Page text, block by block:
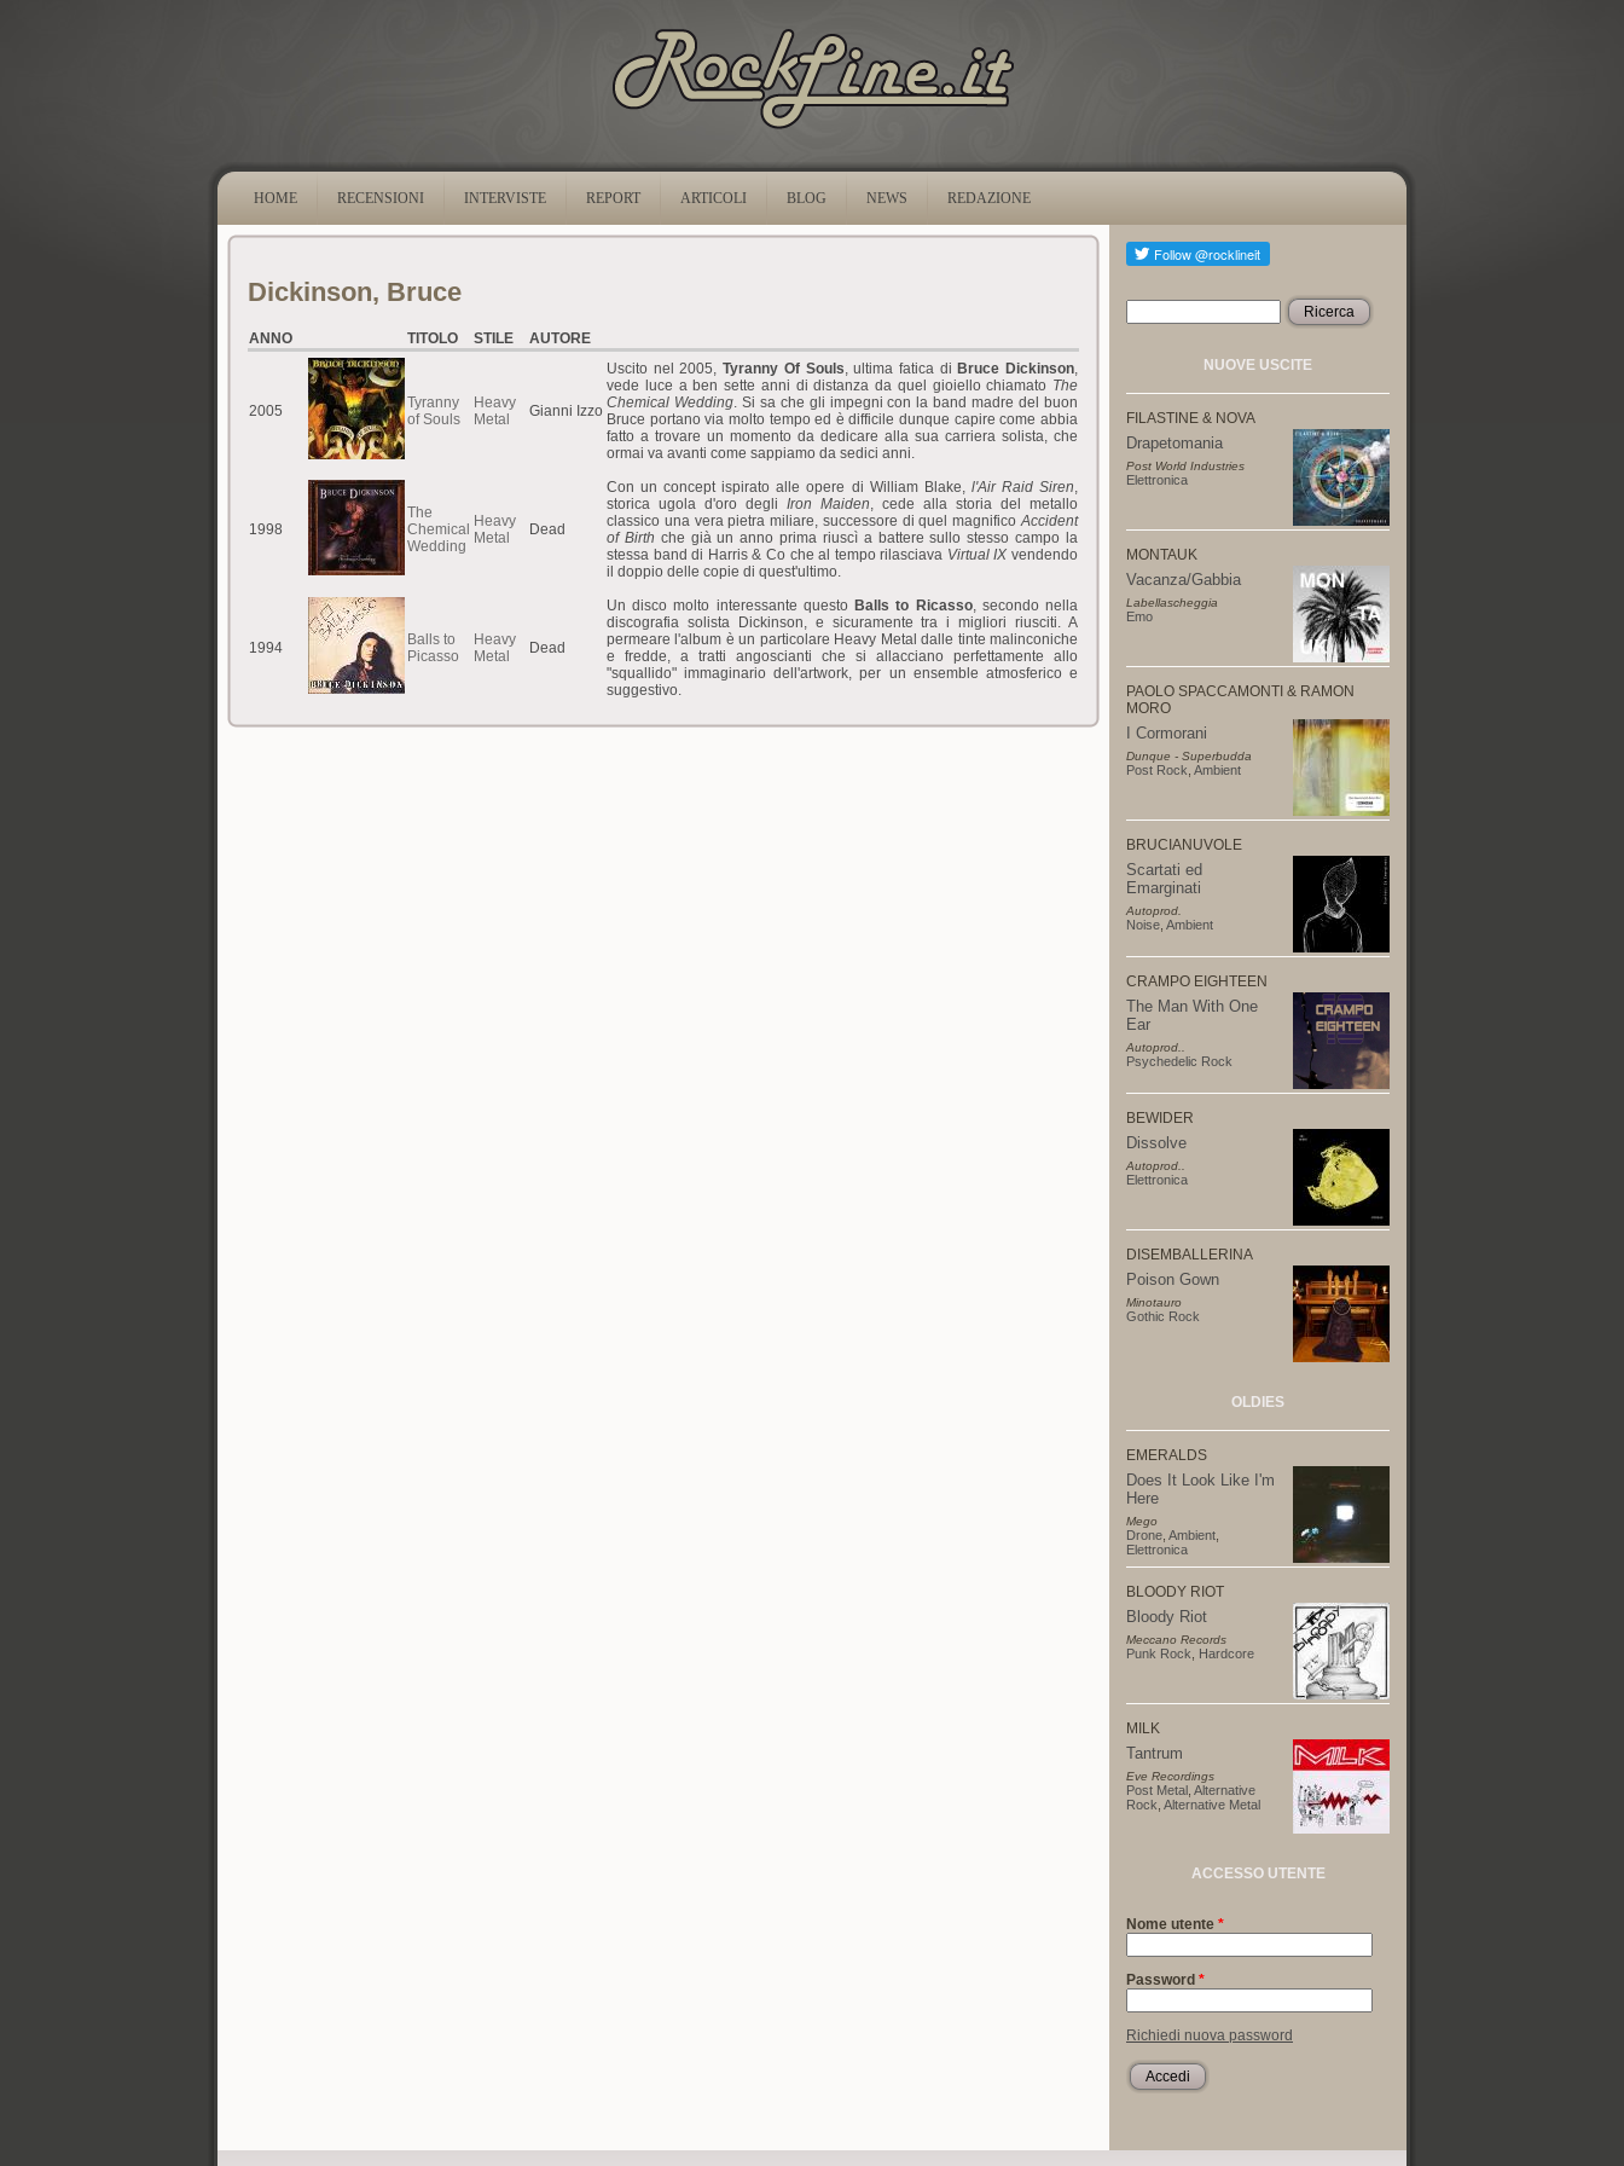
HOME RECENSIONI INTERVISTE REPORT ARTICOLI BLOG NEWS REDAZIONE
Dickinson, Bruce
ANNO TITOLO STILE AUTORE
2005
Tyranny
of Souls
Heavy
Metal
Gianni Izzo
Uscito nel 2005,Tyranny Of Souls, ultima fatica di Bruce Dickinson,
vede luce a ben sette anni di distanza da quel gioiello chiamato The
Chemical Wedding. Si sa che gli impegni con la band madre del buon
Bruce portano via molto tempo ed è difficile dunque capire come abbia
fatto a trovare un momento da dedicare alla sua carriera solista, che
ormai va avanti come sappiamo da sedici anni.
1998
The
Chemical
Wedding
Heavy
Metal
Dead
Con un concept ispirato alle opere di William Blake, l'Air Raid Siren,
storica ugola d'oro degli Iron Maiden, cede alla storia del metallo
classico una vera pietra miliare, successore di quel magnificoAccident
of Birth che già un anno prima riuscì a battere sullo stesso campo la
stessa band di Harris & Co che al tempo rilasciava Virtual IXvendendo
il doppio delle copie di quest'ultimo.
1994
Balls to
Picasso
Heavy
Metal
Dead
Un disco molto interessante questo Balls to Ricasso, secondo nella
discografia solista Dickinson, e sicuramente tra i migliori riusciti. A
permeare l'album è un particolare Heavy Metal dalle tinte malinconiche
e fredde, a tratti angoscianti che si allacciano perfettamente allo
"squallido" immaginario dell'artwork, per un ensemble atmosferico e
suggestivo.
Form di ricerca
Ricerca
NUOVE USCITE
FILASTINE & NOVA
Drapetomania
Post World Industries
Elettronica
MONTAUK
Vacanza/Gabbia
Labellascheggia
Emo
PAOLO SPACCAMONTI & RAMON
MORO
I Cormorani
Dunque - Superbudda
Post Rock Ambient
BRUCIANUVOLE
Scartati ed
Emarginati
Autoprod.
Noise Ambient
CRAMPO EIGHTEEN
The Man With One
Ear
Autoprod..
Psychedelic Rock
BEWIDER
Dissolve
Autoprod..
Elettronica
DISEMBALLERINA
Poison Gown
Minotauro
Gothic Rock
OLDIES
EMERALDS
Does It Look Like I'm
Here
Mego
Drone Ambient
Elettronica
BLOODY RIOT
Bloody Riot
Meccano Records
Punk Rock Hardcore
MILK
Tantrum
Eve Recordings
Post Metal Alternative
Rock Alternative Metal
ACCESSO UTENTE
Nome utente *
Password *
Richiedi nuova password